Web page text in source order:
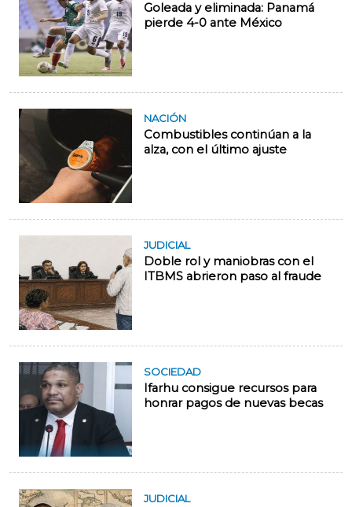
Goleada y eliminada: Panamá
pierde 4-0 ante México
NACIÓN
Combustibles continúan a la
alza, con el último ajuste
JUDICIAL
Doble rol y maniobras con el
ITBMS abrieron paso al fraude
SOCIEDAD
Ifarhu consigue recursos para
honrar pagos de nuevas becas
JUDICIAL